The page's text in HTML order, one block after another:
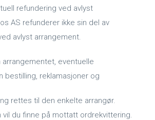
refundering ved avlyst
AS refunderer ikke sin del av
avlyst arrangement.
eventuelle
bestilling, reklamasjoner og
rettes til den enkelte arrangør.
vil du finne på mottatt ordrekvittering.